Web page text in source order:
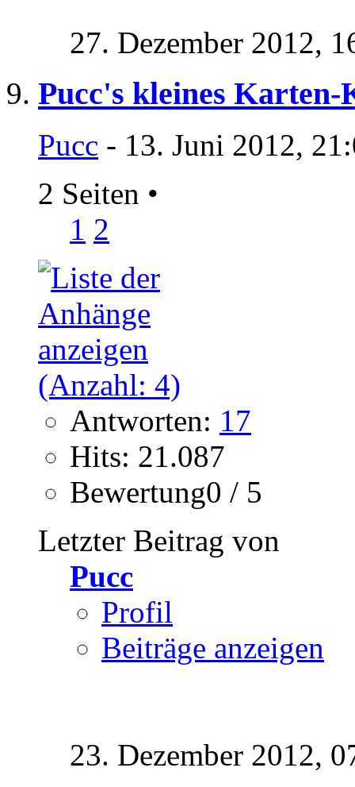
27. Dezember 2012,
Pucc's kleines Karten-
Pucc - 13. Juni 2012,
2 Seiten •
1 2
Antworten: 17
Hits: 21.087
Bewertung0 / 5
Letzter Beitrag von
Pucc
Profil
Beiträge anzeigen
23. Dezember 2012,